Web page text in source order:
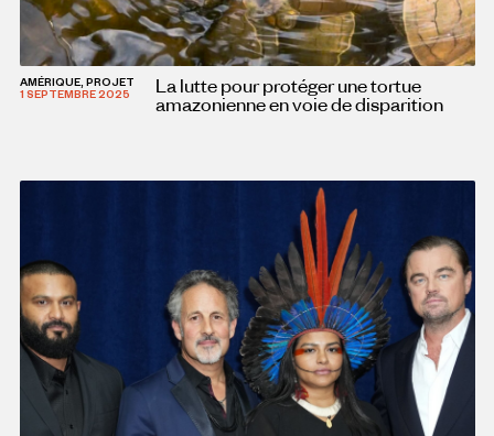
AMÉRIQUE, PROJET
1 SEPTEMBRE 2025
La lutte pour protéger une tortue
amazonienne en voie de disparition